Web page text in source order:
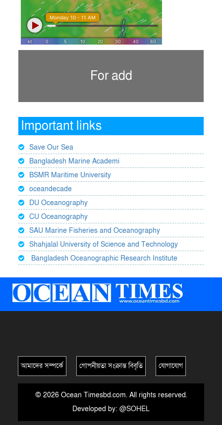
For add
Important links
Save Our Sea
Bangladesh Marine Academi
BSMR Maritime University
oceandecade
DU Oceanography
CU Oceanography
SAU Marine Fisheries and Oceanography
Shahjalal University of Science and Technology
Bangladesh Oceanographic Research Institute
আমাদের সম্পর্কে গোপনীয়তা সংক্রান্ত বিবৃতি যোগাযোগ
© 2026 Ocean Timesbd.com. All rights reserved.
Developed by: @SOHEL